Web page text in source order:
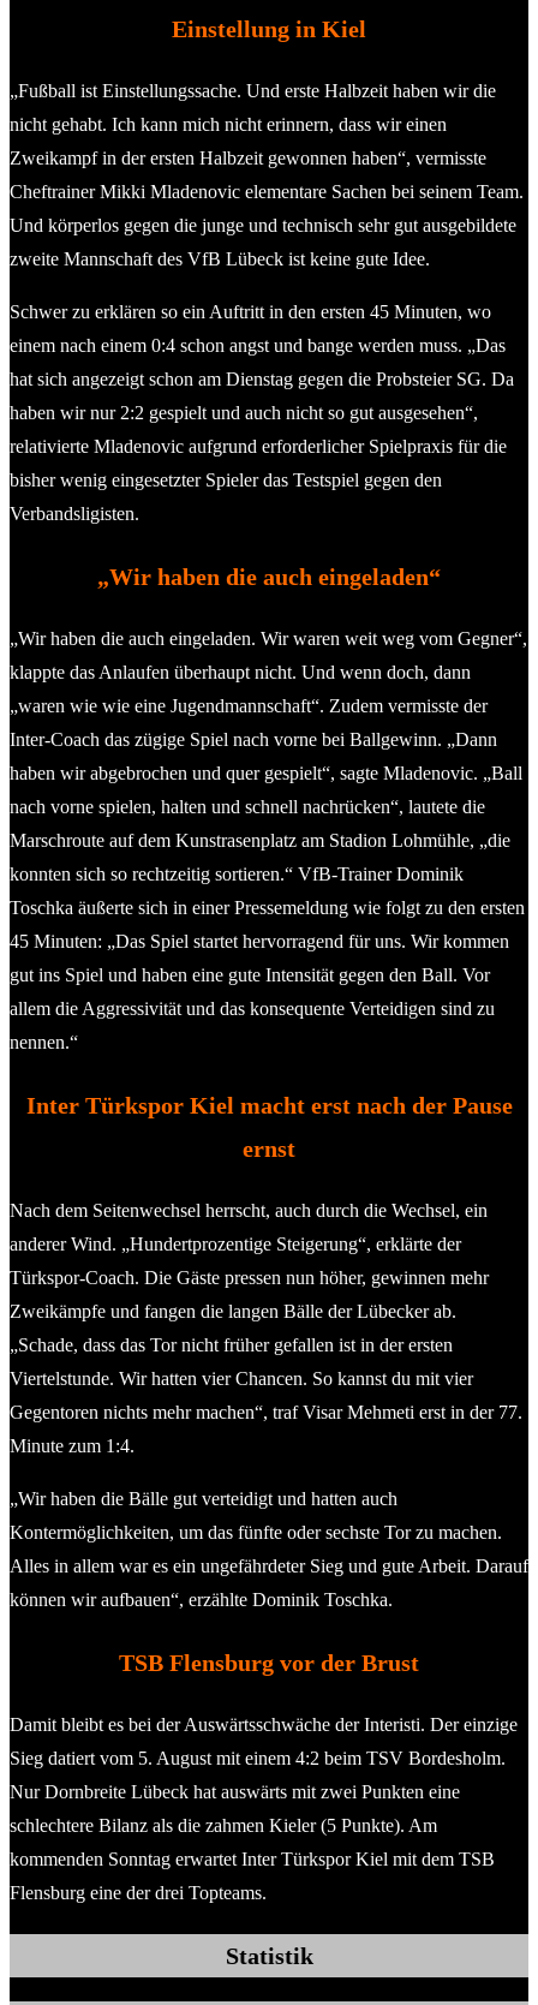
Einstellung in Kiel
„Fußball ist Einstellungssache. Und erste Halbzeit haben wir die
nicht gehabt. Ich kann mich nicht erinnern, dass wir einen
Zweikampf in der ersten Halbzeit gewonnen haben“, vermisste
Cheftrainer Mikki Mladenovic elementare Sachen bei seinem Team.
Und körperlos gegen die junge und technisch sehr gut ausgebildete
zweite Mannschaft des VfB Lübeck ist keine gute Idee.
Schwer zu erklären so ein Auftritt in den ersten 45 Minuten, wo
einem nach einem 0:4 schon angst und bange werden muss. „Das
hat sich angezeigt schon am Dienstag gegen die Probsteier SG. Da
haben wir nur 2:2 gespielt und auch nicht so gut ausgesehen“,
relativierte Mladenovic aufgrund erforderlicher Spielpraxis für die
bisher wenig eingesetzter Spieler das Testspiel gegen den
Verbandsligisten.
„Wir haben die auch eingeladen“
„Wir haben die auch eingeladen. Wir waren weit weg vom Gegner“,
klappte das Anlaufen überhaupt nicht. Und wenn doch, dann
„waren wie wie eine Jugendmannschaft“. Zudem vermisste der
Inter-Coach das zügige Spiel nach vorne bei Ballgewinn. „Dann
haben wir abgebrochen und quer gespielt“, sagte Mladenovic. „Ball
nach vorne spielen, halten und schnell nachrücken“, lautete die
Marschroute auf dem Kunstrasenplatz am Stadion Lohmühle, „die
konnten sich so rechtzeitig sortieren.“ VfB-Trainer Dominik
Toschka äußerte sich in einer Pressemeldung wie folgt zu den ersten
45 Minuten: „Das Spiel startet hervorragend für uns. Wir kommen
gut ins Spiel und haben eine gute Intensität gegen den Ball. Vor
allem die Aggressivität und das konsequente Verteidigen sind zu
nennen.“
Inter Türkspor Kiel macht erst nach der Pause
ernst
Nach dem Seitenwechsel herrscht, auch durch die Wechsel, ein
anderer Wind. „Hundertprozentige Steigerung“, erklärte der
Türkspor-Coach. Die Gäste pressen nun höher, gewinnen mehr
Zweikämpfe und fangen die langen Bälle der Lübecker ab.
„Schade, dass das Tor nicht früher gefallen ist in der ersten
Viertelstunde. Wir hatten vier Chancen. So kannst du mit vier
Gegentoren nichts mehr machen“, traf Visar Mehmeti erst in der 77.
Minute zum 1:4.
„Wir haben die Bälle gut verteidigt und hatten auch
Kontermöglichkeiten, um das fünfte oder sechste Tor zu machen.
Alles in allem war es ein ungefährdeter Sieg und gute Arbeit. Darauf
können wir aufbauen“, erzählte Dominik Toschka.
TSB Flensburg vor der Brust
Damit bleibt es bei der Auswärtsschwäche der Interisti. Der einzige
Sieg datiert vom 5. August mit einem 4:2 beim TSV Bordesholm.
Nur Dornbreite Lübeck hat auswärts mit zwei Punkten eine
schlechtere Bilanz als die zahmen Kieler (5 Punkte). Am
kommenden Sonntag erwartet Inter Türkspor Kiel mit dem TSB
Flensburg eine der drei Topteams.
Statistik